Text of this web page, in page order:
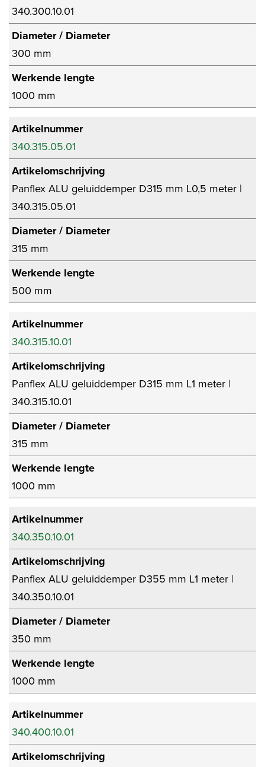
340.300.10.01
Diameter / Diameter
300 mm
Werkende lengte
1000 mm
Artikelnummer
340.315.05.01
Artikelomschrijving
Panflex ALU geluiddemper D315 mm L0,5 meter |
340.315.05.01
Diameter / Diameter
315 mm
Werkende lengte
500 mm
Artikelnummer
340.315.10.01
Artikelomschrijving
Panflex ALU geluiddemper D315 mm L1 meter |
340.315.10.01
Diameter / Diameter
315 mm
Werkende lengte
1000 mm
Artikelnummer
340.350.10.01
Artikelomschrijving
Panflex ALU geluiddemper D355 mm L1 meter |
340.350.10.01
Diameter / Diameter
350 mm
Werkende lengte
1000 mm
Artikelnummer
340.400.10.01
Artikelomschrijving